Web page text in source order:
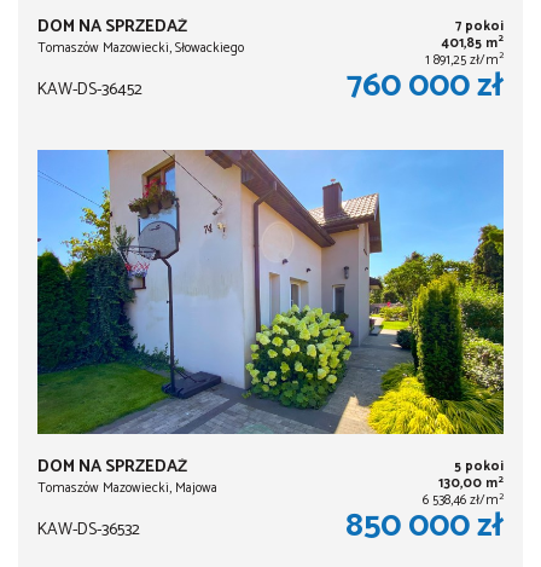
DOM NA SPRZEDAŻ
Tomaszów Mazowiecki, Słowackiego
7 pokoi
401,85 m2
1 891,25 zł/m2
KAW-DS-36452 760 000 zł
DOM NA SPRZEDAŻ
Tomaszów Mazowiecki, Majowa
5 pokoi
130,00 m2
6 538,46 zł/m2
KAW-DS-36532 850 000 zł